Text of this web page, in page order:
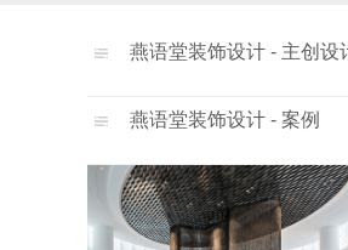
燕语堂装饰设计 - 主创设
燕语堂装饰设计 - 案例